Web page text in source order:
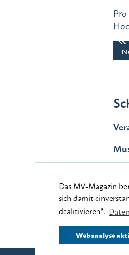
Das MV-Magazin
sich damit
deaktivieren‟.
Webanalyse